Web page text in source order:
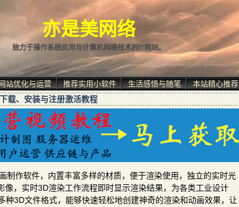
亦是美网络
致力于操作系统应用与计算机网络技术的IT网站。
站优化与运营 推荐实用小软件 生活感悟与随笔 本站精心推荐
载、安装与注册激活教程
作软件，内置丰富多样的材质，便于渲染使用，独立的实时光
，实时3D渲染工作流程即时显示渲染结果，为各类工业设计
3D文件格式，能够快速轻松地创建神奇的渲染和动画效果，让